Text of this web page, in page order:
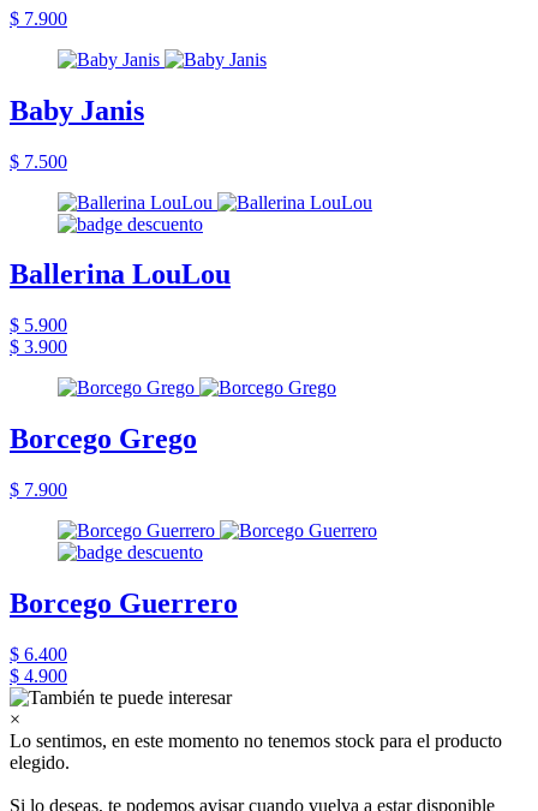
$ 7.900
Baby Janis
$ 7.500
Ballerina LouLou
$ 5.900
$ 3.900
Borcego Grego
$ 7.900
Borcego Guerrero
$ 6.400
$ 4.900
×
Lo sentimos, en este momento no tenemos stock para el producto
elegido.
Si lo deseas, te podemos avisar cuando vuelva a estar disponible